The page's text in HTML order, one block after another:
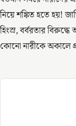
নিয়ে শঙ্কিত হতে হয়!
হিংস্র, বর্বরতার
কোনো নারীকে অকালে